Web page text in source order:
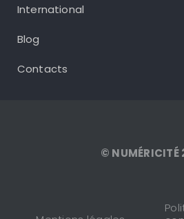
International
Blog
Contacts
© NUMÉRICITÉ